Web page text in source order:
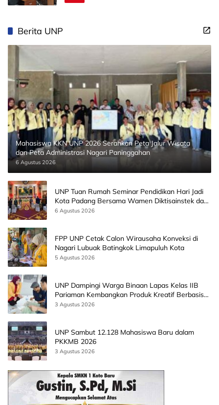
Berita UNP
Mahasiswa KKN UNP 2026 Serahkan Peta Jalur Wisata
dan Peta Administrasi Nagari Paninggahan
6 Agustus 2026
UNP Tuan Rumah Seminar Pendidikan Hari Jadi
Kota Padang Bersama Wamen Diktisainstek dan
CEO EMGS Malaysia
6 Agustus 2026
FPP UNP Cetak Calon Wirausaha Konveksi di
Nagari Lubuak Batingkok Limapuluh Kota
5 Agustus 2026
UNP Dampingi Warga Binaan Lapas Kelas IIB
Pariaman Kembangkan Produk Kreatif Berbasis
AI
3 Agustus 2026
UNP Sambut 12.128 Mahasiswa Baru dalam
PKKMB 2026
3 Agustus 2026